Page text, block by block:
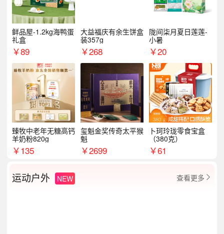
鲜品屋-1.2kg海鸭蛋
礼盒
￥89
大益福庆有余生饼盒
装357g
￥268
陇间柒月夏日莲莲-
小暑
￥20
臻牧中老年无糖高钙
羊奶粉820g
￥135
玺魁金奖传奇太平猴
魁
￥2699
卜珂玲珑零食宝盒
（380克）
￥61
运动户外 NEW 查看更多 